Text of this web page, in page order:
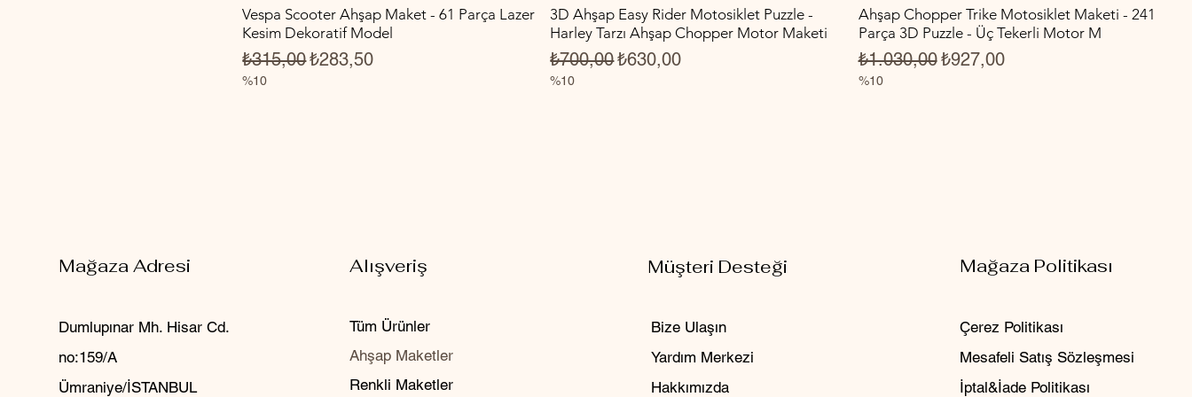
Vespa Scooter Ahşap Maket - 61 Parça Lazer
Kesim Dekoratif Model
Normal Fiyat
₺315,00İndirimli Fiyat
₺283,50
%10
3D Ahşap Easy Rider Motosiklet Puzzle -
Harley Tarzı Ahşap Chopper Motor Maketi
Normal Fiyat
₺700,00İndirimli Fiyat
₺630,00
%10
Ahşap Chopper Trike Motosiklet Maketi - 241
Parça 3D Puzzle - Üç Tekerli Motor M
Normal Fiyat
₺1.030,00İndirimli Fiyat
₺927,00
%10
Mağaza Adresi
Dumlupınar Mh. Hisar Cd.
no:159/A
Ümraniye/İSTANBUL
Alışveriş
Tüm Ürünler
Ahşap Maketler
Renkli Maketler
Müşteri Desteği
Bize Ulaşın
Yardım Merkezi
Hakkımızda
Mağaza Politikası
Çerez Politikası
Mesafeli Satış Sözleşmesi
İptal&İade Politikası